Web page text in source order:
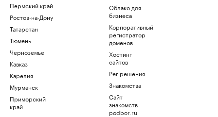
Пермский край
Ростов-на-Дону
Татарстан
Тюмень
Черноземье
Кавказ
Карелия
Мурманск
Приморский
край
Облако для
бизнеса
Корпоративный
регистратор
доменов
Хостинг
сайтов
Рег.решения
Знакомства
Сайт
знакомств
podbor.ru